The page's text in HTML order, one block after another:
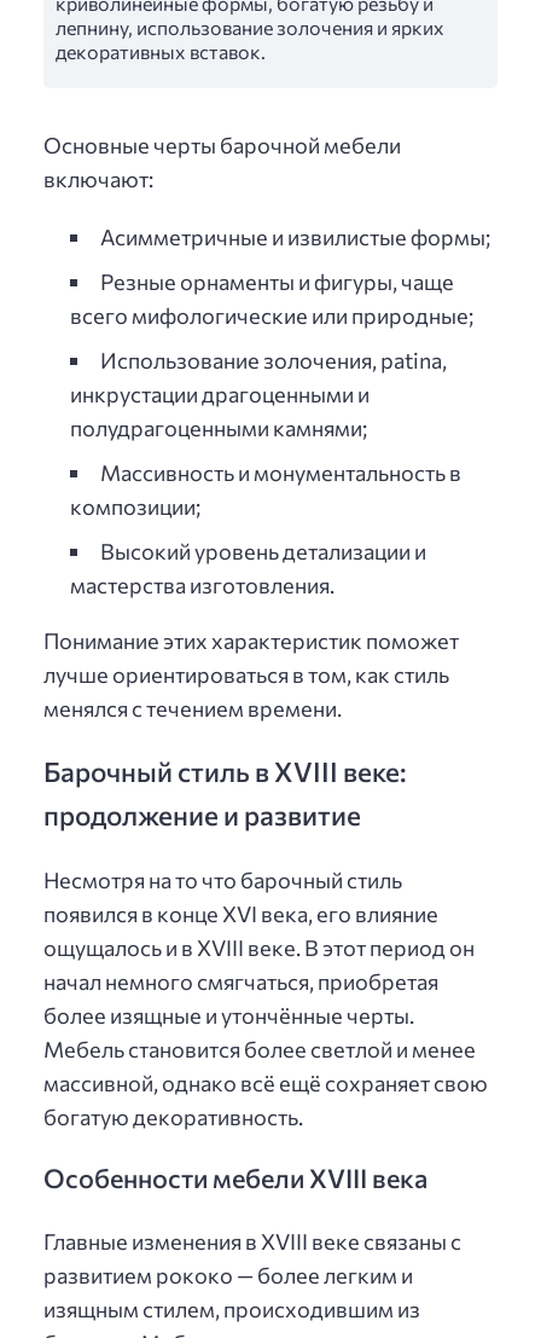
лепнину, использование золочения и ярких
декоративных вставок.
Основные черты барочной мебели
включают:
Асимметричные и извилистые формы;
Резные орнаменты и фигуры, чаще
всего мифологические или природные;
Использование золочения, patina,
инкрустации драгоценными и
полудрагоценными камнями;
Массивность и монументальность в
композиции;
Высокий уровень детализации и
мастерства изготовления.
Понимание этих характеристик поможет
лучше ориентироваться в том, как стиль
менялся с течением времени.
Барочный стиль в XVIII веке:
продолжение и развитие
Несмотря на то что барочный стиль
появился в конце XVI века, его влияние
ощущалось и в XVIII веке. В этот период он
начал немного смягчаться, приобретая
более изящные и утончённые черты.
Мебель становится более светлой и менее
массивной, однако всё ещё сохраняет свою
богатую декоративность.
Особенности мебели XVIII века
Главные изменения в XVIII веке связаны с
развитием рококо — более легким и
изящным стилем, происходившим из